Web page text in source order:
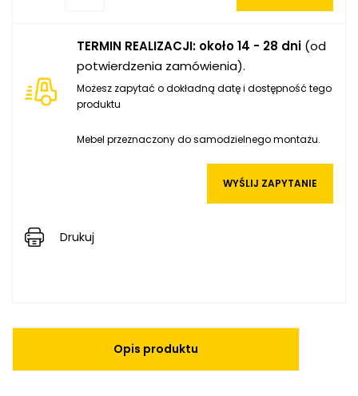
TERMIN REALIZACJI: około 14 - 28 dni (od
potwierdzenia zamówienia).
Możesz zapytać o dokładną datę i dostępność tego
produktu
Mebel przeznaczony do samodzielnego montażu.
WYŚLIJ ZAPYTANIE
Drukuj
Opis produktu